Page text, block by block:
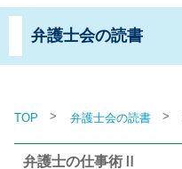
弁護士会の読書
TOP > 弁護士会の読書 >
弁護士の仕事術Ⅱ